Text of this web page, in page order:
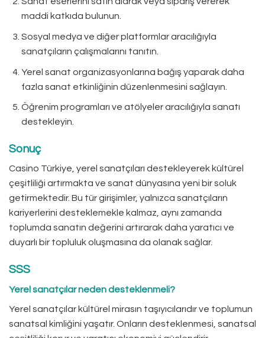
maddi katkıda bulunun.
Sosyal medya ve diğer platformlar aracılığıyla
sanatçıların çalışmalarını tanıtın.
Yerel sanat organizasyonlarına bağış yaparak daha
fazla sanat etkinliğinin düzenlenmesini sağlayın.
Öğrenim programları ve atölyeler aracılığıyla sanatı
destekleyin.
Sonuç
Casino Türkiye, yerel sanatçıları destekleyerek kültürel
çeşitliliği artırmakta ve sanat dünyasına yeni bir soluk
getirmektedir. Bu tür girişimler, yalnızca sanatçıların
kariyerlerini desteklemekle kalmaz, aynı zamanda
toplumda sanatın değerini artırarak daha yaratıcı ve
duyarlı bir topluluk oluşmasına da olanak sağlar.
SSS
Yerel sanatçılar neden desteklenmeli?
Yerel sanatçılar kültürel mirasın taşıyıcılarıdır ve toplumun
sanatsal kimliğini yaşatır. Onların desteklenmesi, sanatsal